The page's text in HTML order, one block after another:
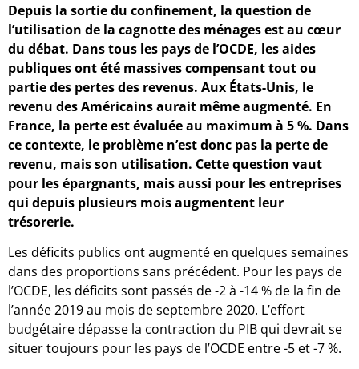
Depuis la sortie du confinement, la question de
l’utilisation de la cagnotte des ménages est au cœur
du débat. Dans tous les pays de l’OCDE, les aides
publiques ont été massives compensant tout ou
partie des pertes des revenus. Aux États-Unis, le
revenu des Américains aurait même augmenté. En
France, la perte est évaluée au maximum à 5 %. Dans
ce contexte, le problème n’est donc pas la perte de
revenu, mais son utilisation. Cette question vaut
pour les épargnants, mais aussi pour les entreprises
qui depuis plusieurs mois augmentent leur
trésorerie.
Les déficits publics ont augmenté en quelques semaines
dans des proportions sans précédent. Pour les pays de
l’OCDE, les déficits sont passés de -2 à -14 % de la fin de
l’année 2019 au mois de septembre 2020. L’effort
budgétaire dépasse la contraction du PIB qui devrait se
situer toujours pour les pays de l’OCDE entre -5 et -7 %.